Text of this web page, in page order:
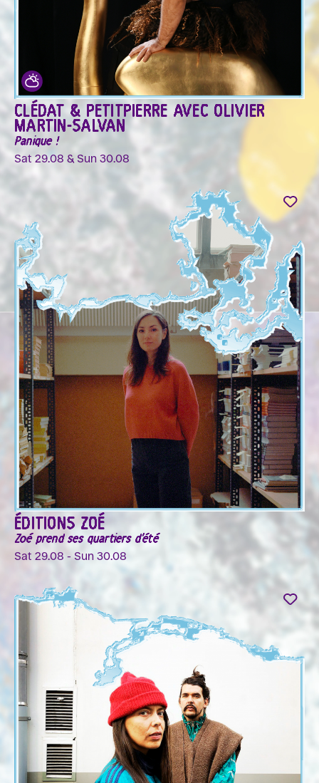
CLÉDAT & PETITPIERRE AVEC OLIVIER
MARTIN-SALVAN
Panique !
Sat 29.08 & Sun 30.08
ÉDITIONS ZOÉ
Zoé prend ses quartiers d'été
Sat 29.08 - Sun 30.08